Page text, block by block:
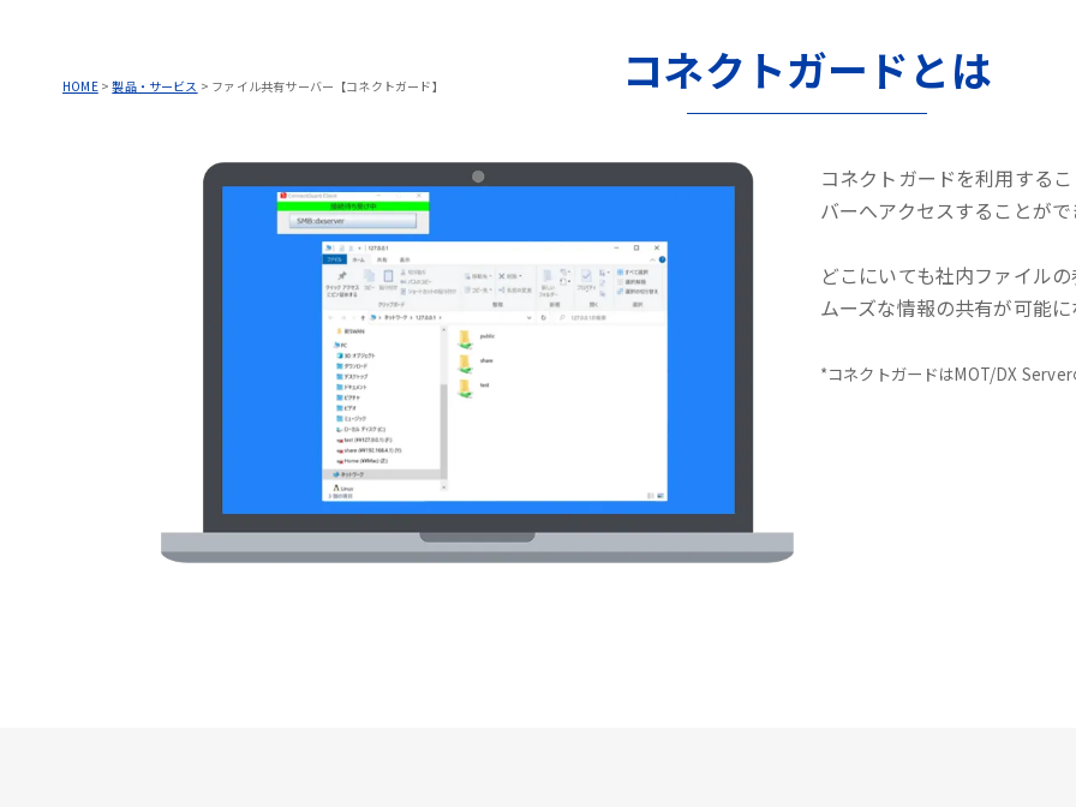
HOME>製品・サービス > ファイル共有サーバー【コネクトガード】 コネクトガードとは
コネクトガードを利用する
バーへアクセスすることが
どこにいても社内ファイル
ムーズな情報の共有が可能
*コネクトガードはMOT/DX